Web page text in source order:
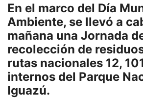
En el marco del Día
Ambiente, se llevó a
mañana una Jornada
recolección de
rutas nacionales 12,
internos del Parque
Iguazú.